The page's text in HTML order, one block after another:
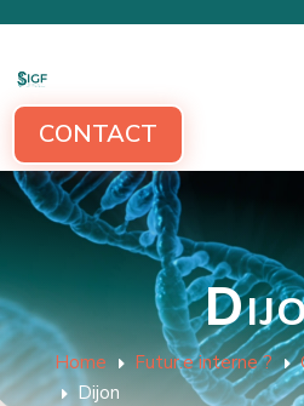
CONTACT
Home E Futur.e interne ? E
E Dijon